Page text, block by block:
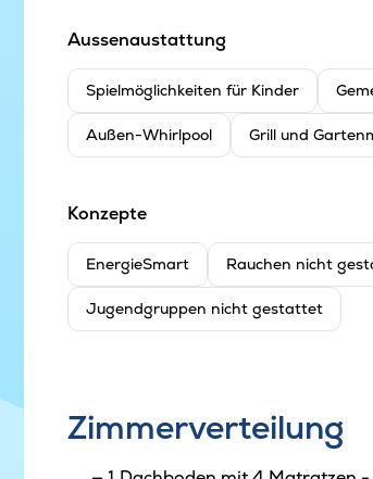
Aussenaustattung
Spielmöglichkeiten für Kinder
Außen-Whirlpool Grill und
Konzepte
EnergieSmart Rauchen nicht
Jugendgruppen nicht gestattet
Zimmerverteilung